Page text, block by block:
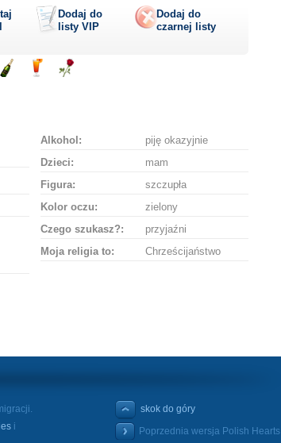
Dodaj do
listy VIP
Dodaj do
czarnej listy
Alkohol:
piję okazyjnie
Dzieci:
mam
Figura:
szczupła
Kolor oczu:
zielony
Czego szukasz?:
przyjaźni
Moja religia to:
Chrześcijaństwo
i
skok do góry
Poprzednia wersja Polish Hearts